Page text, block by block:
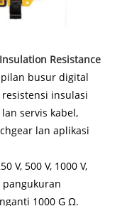
Insulation Resistance
busur digital
insulasi
servis kabel,
lan aplikasi
V, 500 V, 1000 V,
pangukuran
1000 G Ω.